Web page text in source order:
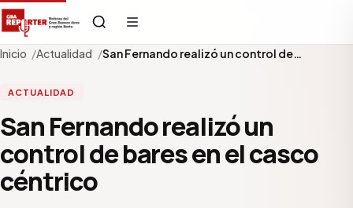
Inicio Actualidad San Fernando realizó un control de…
ACTUALIDAD
San Fernando realizó un
control de bares en el casco
céntrico